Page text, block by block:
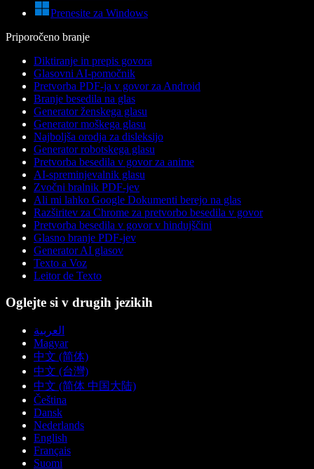
Prenesite za Windows
Priporočeno branje
Diktiranje in prepis govora
Glasovni AI-pomočnik
Pretvorba PDF-ja v govor za Android
Branje besedila na glas
Generator ženskega glasu
Generator moškega glasu
Najboljša orodja za disleksijo
Generator robotskega glasu
Pretvorba besedila v govor za anime
AI-spreminjevalnik glasu
Zvočni bralnik PDF-jev
Ali mi lahko Google Dokumenti berejo na glas
Razširitev za Chrome za pretvorbo besedila v govor
Pretvorba besedila v govor v hindujščini
Glasno branje PDF-jev
Generator AI glasov
Texto a Voz
Leitor de Texto
Oglejte si v drugih jezikih
العربية
Magyar
中文 (简体)
中文 (台灣)
中文 (简体 中国大陆)
Čeština
Dansk
Nederlands
English
Français
Suomi